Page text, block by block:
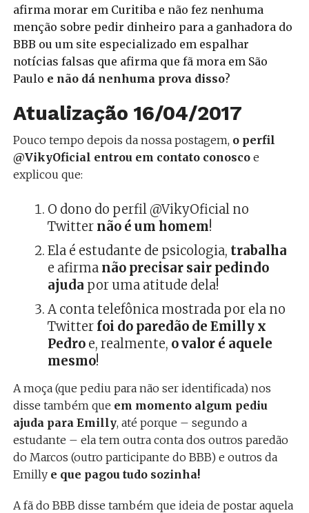
afirma morar em Curitiba e não fez nenhuma
menção sobre pedir dinheiro para a ganhadora do
BBB ou um site especializado em espalhar
notícias falsas que afirma que fã mora em São
Paulo e não dá nenhuma prova disso?
Atualização 16/04/2017
Pouco tempo depois da nossa postagem, o perfil
@VikyOficial entrou em contato conoscoe
explicou que:
O dono do perfil @VikyOficial no
Twitternão é um homem!
Ela é estudante de psicologia, trabalha
e afirma não precisar sair pedindo
ajuda por uma atitude dela!
A conta telefônica mostrada por ela no
Twitterfoi do paredão de Emilly x
Pedroe, realmente, o valor é aquele
mesmo!
A moça (que pediu para não ser identificada) nos
disse também que em momento algum pediu
ajuda para Emilly, até porque – segundo a
estudante – ela tem outra conta dos outros paredão
do Marcos (outro participante do BBB) e outros da
Emilly e que pagou tudo sozinha!
A fã do BBB disse também que ideia de postar aquela